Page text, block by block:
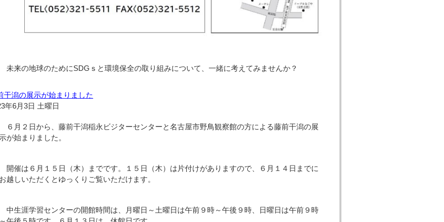
未来の地球のためにSDGｓと環境保全の取り組みについて、一緒に考えてみませんか？
干潟の展示が始まりました
年6月3日 土曜日
６月２日から、藤前干潟稲永ビジターセンターと名古屋市野鳥観察館の方による藤前干潟の展
が始まりました。
開催は６月１５日（木）までです。１５日（木）は片付けがありますので、６月１４日までに
越しいただくとゆっくりご覧いただけます。
中生涯学習センターの開館時間は、月曜日～土曜日は午前９時～午後９時、日曜日は午前９時